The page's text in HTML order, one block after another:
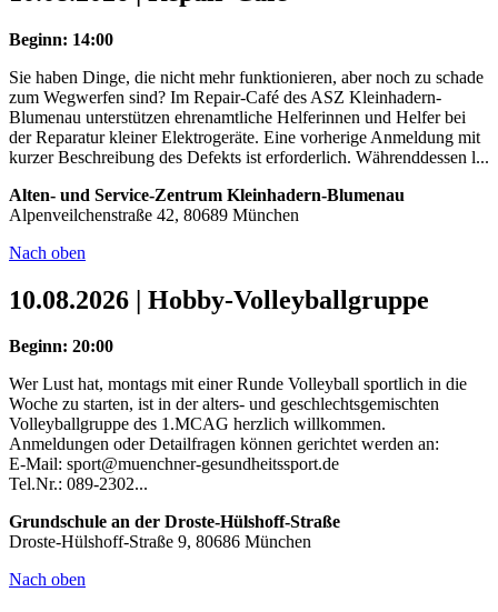
Beginn: 14:00
Sie haben Dinge, die nicht mehr funktionieren, aber noch zu schade
zum Wegwerfen sind? Im Repair-Café des ASZ Kleinhadern-
Blumenau unterstützen ehrenamtliche Helferinnen und Helfer bei
der Reparatur kleiner Elektrogeräte. Eine vorherige Anmeldung mit
kurzer Beschreibung des Defekts ist erforderlich. Währenddessen l...
Alten- und Service-Zentrum Kleinhadern-Blumenau
Alpenveilchenstraße 42, 80689 München
Nach oben
10.08.2026 | Hobby-Volleyballgruppe
Beginn: 20:00
Wer Lust hat, montags mit einer Runde Volleyball sportlich in die
Woche zu starten, ist in der alters- und geschlechtsgemischten
Volleyballgruppe des 1.MCAG herzlich willkommen.
Anmeldungen oder Detailfragen können gerichtet werden an:
E-Mail: sport@muenchner-gesundheitssport.de
Tel.Nr.: 089-2302...
Grundschule an der Droste-Hülshoff-Straße
Droste-Hülshoff-Straße 9, 80686 München
Nach oben